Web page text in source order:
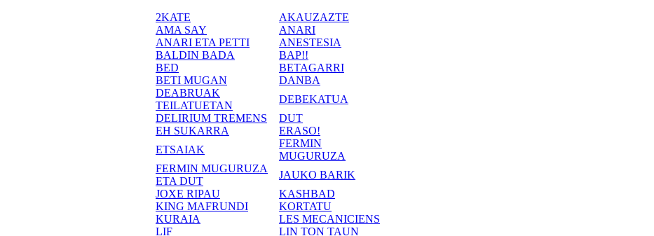
2KATE
AKAUZAZTE
AMA SAY
ANARI
ANARI ETA PETTI
ANESTESIA
BALDIN BADA
BAP!!
BED
BETAGARRI
BETI MUGAN
DANBA
DEABRUAK
TEILATUETAN
DEBEKATUA
DELIRIUM TREMENS
DUT
EH SUKARRA
ERASO!
ETSAIAK
FERMIN
MUGURUZA
FERMIN MUGURUZA
ETA DUT
JAUKO BARIK
JOXE RIPAU
KASHBAD
KING MAFRUNDI
KORTATU
KURAIA
LES MECANICIENS
LIF
LIN TON TAUN